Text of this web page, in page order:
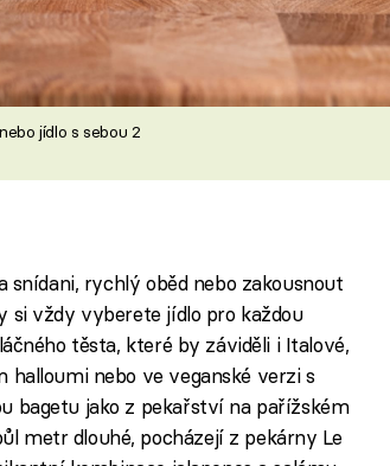
jídlo s sebou 2
snídani, rychlý oběd nebo zakousnout
si vždy vyberete jídlo pro každou
těsta, které by záviděli i Italové,
nebo ve veganské verzi s
bagetu jako z pekařství na pařížském
metr dlouhé, pocházejí z pekárny Le